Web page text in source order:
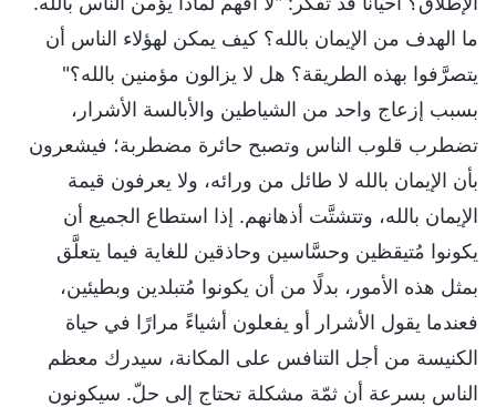
ما الهدف من الإيمان بالله؟ كيف يمكن لهؤلاء الناس أن
يتصرَّفوا بهذه الطريقة؟ هل لا يزالون مؤمنين بالله؟"
بسبب إزعاج واحد من الشياطين والأبالسة الأشرار،
تضطرب قلوب الناس وتصبح حائرة مضطربة؛ فيشعرون
بأن الإيمان بالله لا طائل من ورائه، ولا يعرفون قيمة
الإيمان بالله، وتتشتَّت أذهانهم. إذا استطاع الجميع أن
يكونوا مُتيقظين وحسَّاسين وحاذقين للغاية فيما يتعلَّق
بمثل هذه الأمور، بدلًا من أن يكونوا مُتبلدين وبطيئين،
فعندما يقول الأشرار أو يفعلون أشياءً مرارًا في حياة
الكنيسة من أجل التنافس على المكانة، سيدرك معظم
الناس بسرعة أن ثمّة مشكلة تحتاج إلى حلّ. سيكونون